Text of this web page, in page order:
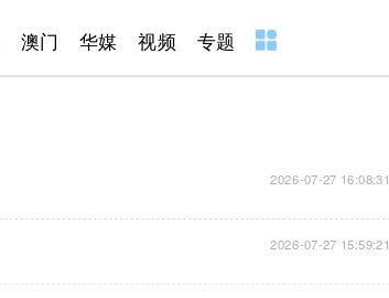
澳门 华媒 视频 专题
2026-07-27 16:08:31
2026-07-27 15:59:21